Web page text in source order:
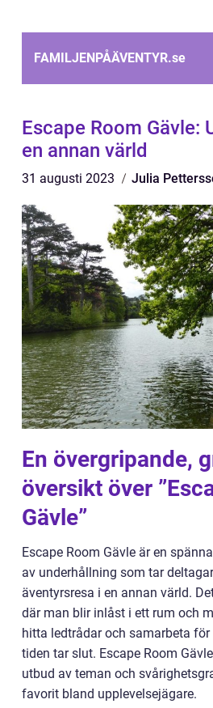
FAMILJENPÅÄVENTYR.se
Escape Room Gävle:
en annan värld
31 augusti 2023 Julia
En övergripande,
översikt över
Gävle”
Escape Room Gävle är en
av underhållning som tar
äventyrsresa i en annan värld.
där man blir inlåst i ett rum och
hitta ledtrådar och samarbeta
tiden tar slut. Escape Room
utbud av teman och
favorit bland upplevelsejägare.